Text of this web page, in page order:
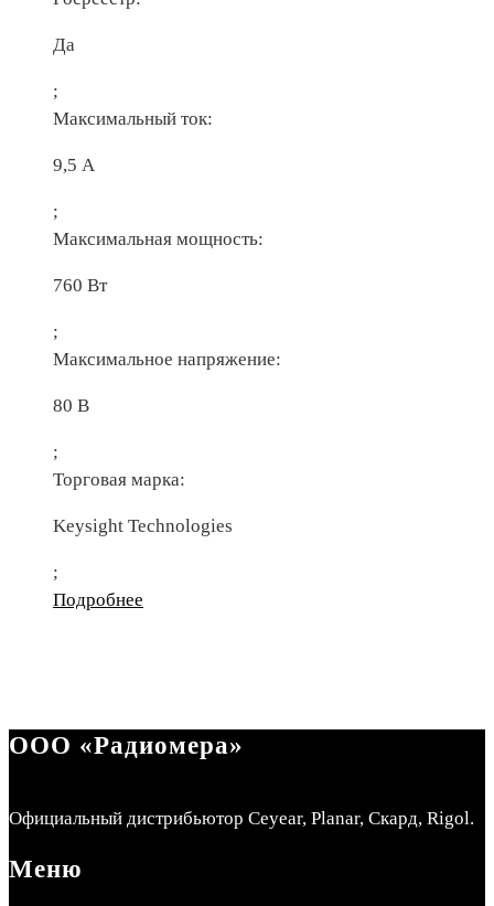
Да
;
Максимальный ток:
9,5 А
;
Максимальная мощность:
760 Вт
;
Максимальное напряжение:
80 В
;
Торговая марка:
Keysight Technologies
;
Подробнее
ООО «Радиомера»
Официальный дистрибьютор Ceyear, Planar, Скард, Rigol.
Меню